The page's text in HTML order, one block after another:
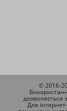
© 2016-
Для